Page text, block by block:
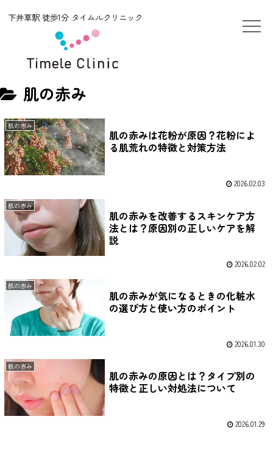
下井草駅 徒歩1分 タイムルクリニック
肌の赤み
肌の赤み
肌の赤みは花粉が原因？花粉によ
る肌荒れの特徴と対策方法
2026.02.03
肌の赤み
肌の赤みを改善するスキンケア方
法とは？原因別の正しいケアを解
説
2026.02.02
肌の赤み
肌の赤みが気になるときの化粧水
の選び方と使い方のポイント
2026.01.30
肌の赤み
肌の赤みの原因とは？タイプ別の
特徴と正しい対処法について
2026.01.29